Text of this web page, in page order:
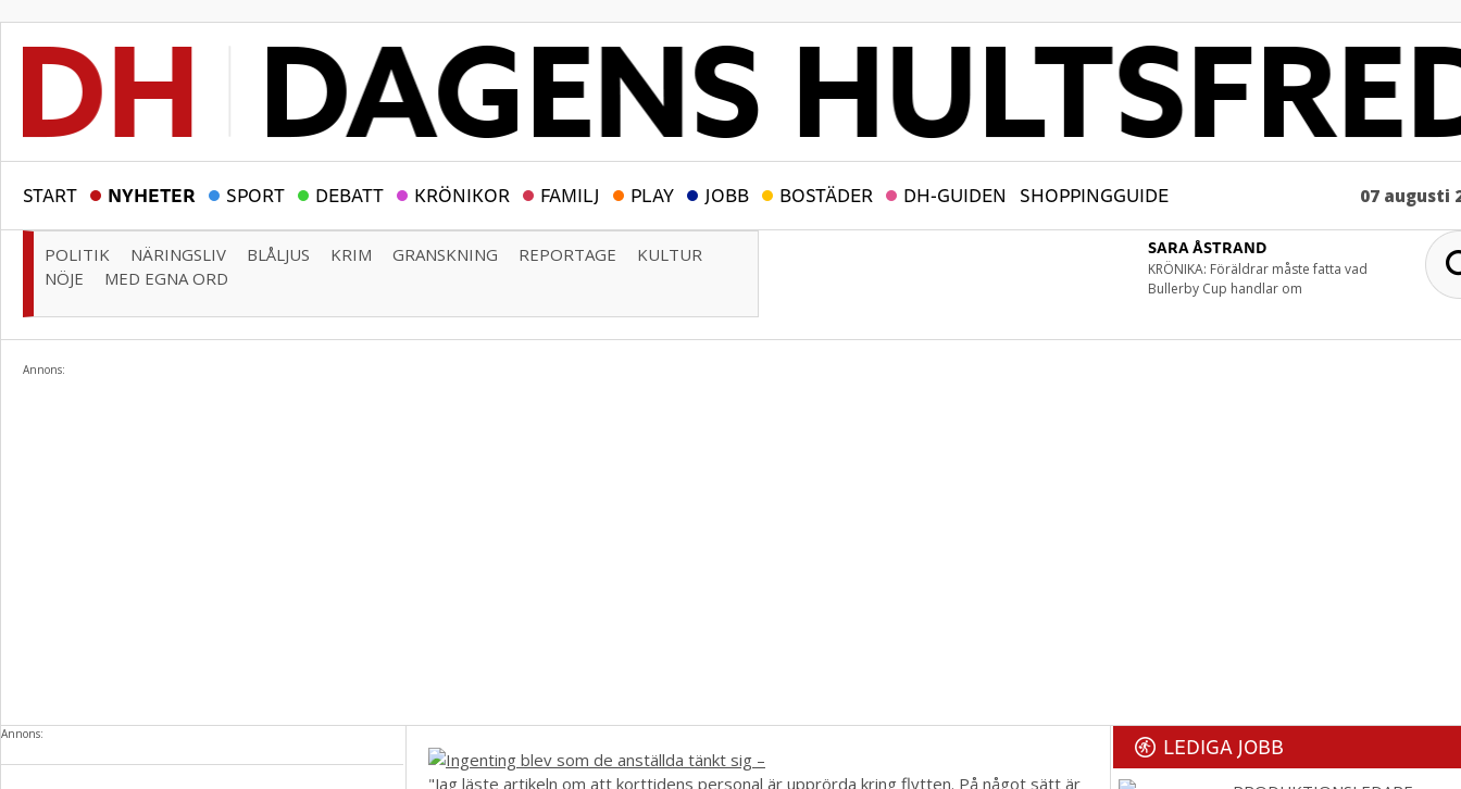
START NYHETER SPORT DEBATT KRÖNIKOR FAMILJ PLAY JOBB BOSTÄDER DH-GUIDEN SHOPPINGGUIDE 07 augusti
POLITIK NÄRINGSLIV BLÅLJUS KRIM GRANSKNING REPORTAGE
KULTUR
NÖJE
MED EGNA ORD
SARA ÅSTRAND
KRÖNIKA: Föräldrar måste fatta vad
Bullerby Cup handlar om
Annons:
Annons:
"Jag läste artikeln om att korttidens personal är upprörda kring flytten. På något sätt är
LEDIGA JOBB